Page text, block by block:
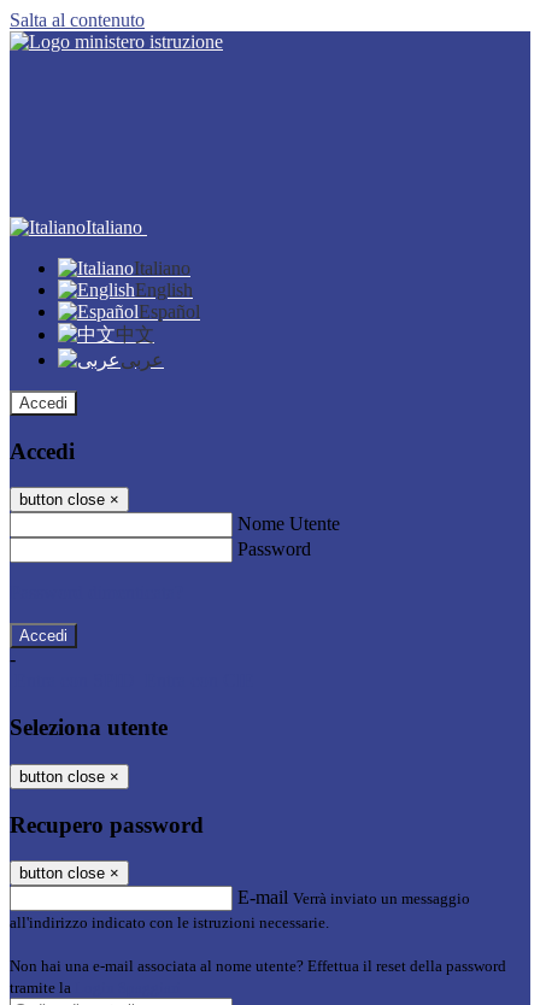
Salta al contenuto
Italiano
Italiano
English
Español
中文
عربى
Accedi
Accedi
button close ×
Nome Utente
Password
-
Seleziona utente
button close ×
Recupero password
button close ×
E-mail Verrà inviato un messaggio
all'indirizzo indicato con le istruzioni necessarie.
Non hai una e-mail associata al nome utente? Effettua il reset della password
tramite la